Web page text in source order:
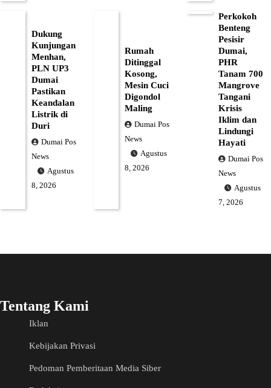
Dukung
Kunjungan
Menhan,
PLN UP3
Dumai
Pastikan
Keandalan
Listrik di
Duri
Dumai Pos
News
Agustus
8, 2026
Rumah
Ditinggal
Kosong,
Mesin Cuci
Digondol
Maling
Dumai Pos
News
Agustus
8, 2026
Perkokoh
Benteng
Pesisir
Dumai,
PHR
Tanam 700
Mangrove
Tangani
Krisis
Iklim dan
Lindungi
Hayati
Dumai Pos
News
Agustus
7, 2026
Tentang Kami
Iklan
Kebijakan Privasi
Pedoman Pemberitaan Media Siber